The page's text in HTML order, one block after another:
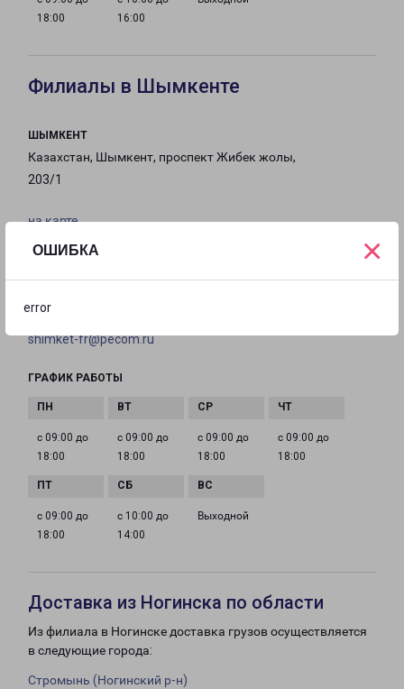
ОШИБКА
error
×
18:00
16:00
Филиалы в Шымкенте
ШЫМКЕНТ
Казахстан, Шымкент, проспект Жибек жолы,
203/1
на карте
ТЕЛЕФОН
+ 7(7252) 97-39-01
shimket-fr@pecom.ru
ГРАФИК РАБОТЫ
с 09:00 до
18:00
с 09:00 до
18:00
с 09:00 до
18:00
с 09:00 до
18:00
с 09:00 до
18:00
с 10:00 до
14:00
Выходной
Доставка из Ногинска по области
Из филиала в Ногинске доставка грузов осуществляется
в следующие города:
Стромынь (Ногинский р-н)